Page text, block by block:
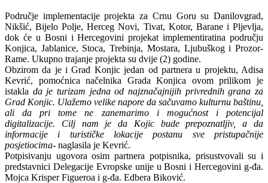
Područje implementacije projekta za Crnu Goru su Danilovgrad,
Nikšić, Bijelo Polje, Herceg Novi, Tivat, Kotor, Barane i Pljevlja,
dok će u Bosni i Hercegovini projekat implementiratina području
Konjica, Jablanice, Stoca, Trebinja, Mostara, Ljubuškog i Prozor-
Rame. Ukupno trajanje projekta su dvije (2) godine.
Obzirom da je i Grad Konjic jedan od partnera u projektu, Adisa
Kevrić, pomoćnica načelnika Grada Konjica ovom prilikom je
istakla da je turizam jedna od najznačajnijih privrednih grana za
Grad Konjic. Ulažemo velike napore da sačuvamo kulturnu baštinu,
ali da pri tome ne zanemarimo i mogućnost i potencijal
digitalizacije. Cilj nam je da Kojic bude prepoznatljiv, a da
informacije i turističke lokacije postanu sve pristupačnije
posjetiocima- naglasila je Kevrić.
Potpisivanju ugovora osim partnera potpisnika, prisustvovali su i
predstavnici Delegacije Evropske unije u Bosni i Hercegovini g-đa.
Mojca Krisper Figueroa i g-đa. Edbera Biković.